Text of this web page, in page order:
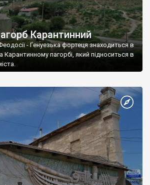
Карантинний
- Генуезька фортеця знаходиться в
Карантинному пагорбі, який підноситься в